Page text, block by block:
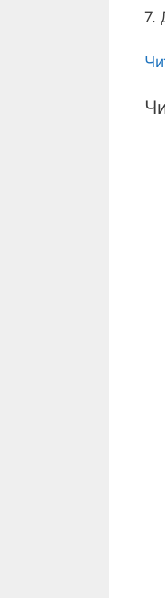
7.